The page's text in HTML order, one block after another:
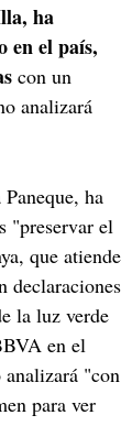
ha
en el país,
con un
analizará
ha
"preservar el
que atiende
declaraciones
la luz verde
en el
"con
para ver